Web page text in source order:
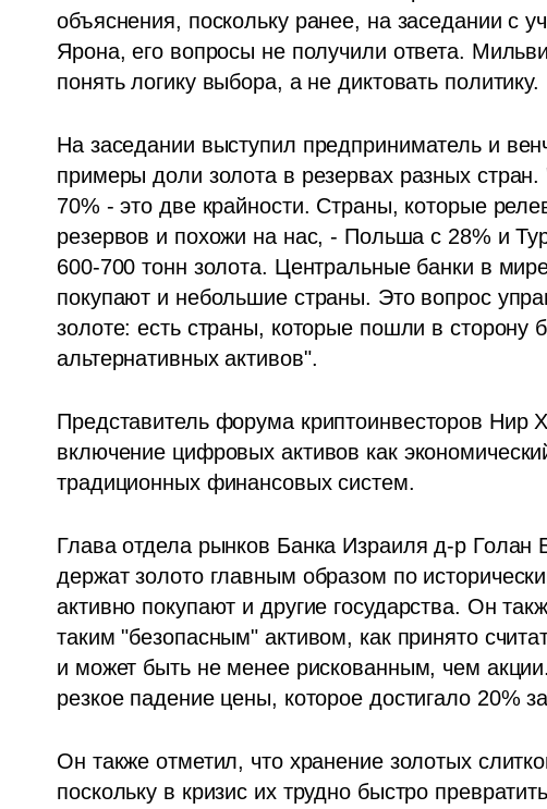
объяснения, поскольку ранее, на заседании с
Ярона, его вопросы не получили ответа.
понять логику выбора, а не диктовать политику.
На заседании выступил предприниматель и
примеры доли золота в резервах разных
70% - это две крайности. Страны, которые
резервов и похожи на нас, - Польша с 28% и
600-700 тонн золота. Центральные банки в
покупают и небольшие страны. Это вопрос
золоте: есть страны, которые пошли в сторону
альтернативных активов".
Представитель форума криптоинвесторов Нир
включение цифровых активов как
традиционных финансовых систем.
Глава отдела рынков Банка Израиля д-р Голан
держат золото главным образом по
активно покупают и другие государства. Он
таким "безопасным" активом, как принято
и может быть не менее рискованным, чем
резкое падение цены, которое достигало 20%
Он также отметил, что хранение золотых
поскольку в кризис их трудно быстро